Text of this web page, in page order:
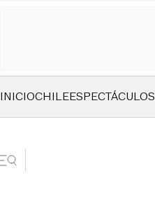
INICIOCHILEESPECTÁCULOS